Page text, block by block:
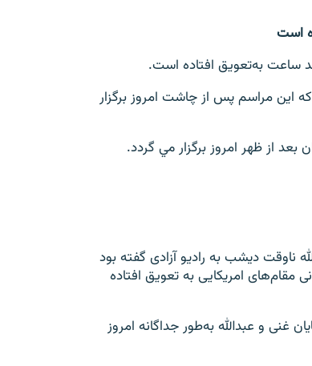
است
ساعت به‌تعویق افتاده است.
این مراسم پس از چاشت امروز برگزار
از ظهر امروز برگزار مي گردد.
ناوقت دیشب به رادیو آزادی گفته بود
مقام‌های امریکایی به تعویق افتاده
غنی و عبدالله به‌طور جداگانه امروز